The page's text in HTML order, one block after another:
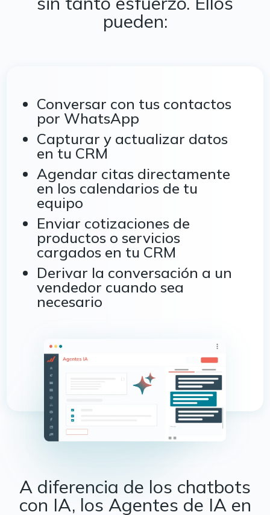
pueden:
Conversar con tus contactos
por WhatsApp
Capturar y actualizar datos
en tu CRM
Agendar citas directamente
en los calendarios de tu
equipo
Enviar cotizaciones de
productos o servicios
cargados en tu CRM
Derivar la conversación a un
vendedor cuando sea
necesario
A diferencia de los chatbots
con IA, los Agentes de IA en